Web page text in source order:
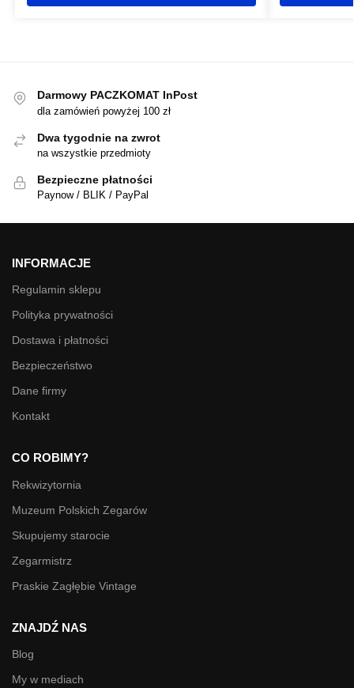
Darmowy PACZKOMAT InPost
dla zamówień powyżej 100 zł
Dwa tygodnie na zwrot
na wszystkie przedmioty
Bezpieczne płatności
Paynow / BLIK / PayPal
INFORMACJE
Regulamin sklepu
Polityka prywatności
Dostawa i płatności
Bezpieczeństwo
Dane firmy
Kontakt
CO ROBIMY?
Rekwizytornia
Muzeum Polskich Zegarów
Skupujemy starocie
Zegarmistrz
Praskie Zagłębie Vintage
ZNAJDŹ NAS
Blog
My w mediach